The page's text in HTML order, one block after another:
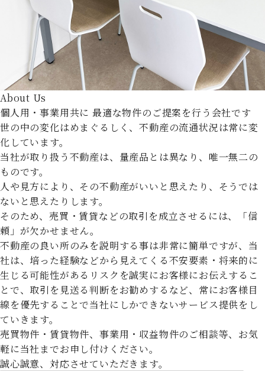
About Us
個人用・事業用共に 最適な物件のご提案を行う会社です
世の中の変化はめまぐるしく、不動産の流通状況は常に変
化しています。
当社が取り扱う不動産は、量産品とは異なり、唯一無二の
ものです。
人や見方により、その不動産がいいと思えたり、そうでは
ないと思えたりします。
そのため、売買・賃貸などの取引を成立させるには、「信
頼」が欠かせません。
不動産の良い所のみを説明する事は非常に簡単ですが、当
社は、培った経験などから見えてくる不安要素・将来的に
生じる可能性があるリスクを誠実にお客様にお伝えするこ
とで、取引を見送る判断をお勧めするなど、常にお客様目
線を優先することで当社にしかできないサービス提供をし
ていきます。
売買物件・賃貸物件、事業用・収益物件のご相談等、お気
軽に当社までお申し付けください。
誠心誠意、対応させていただきます。